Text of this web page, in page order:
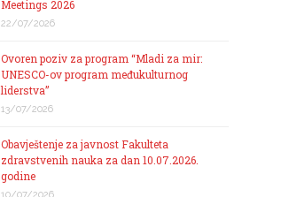
Meetings 2026
22/07/2026
Ovoren poziv za program “Mladi za mir:
UNESCO-ov program međukulturnog
liderstva”
13/07/2026
Obavještenje za javnost Fakulteta
zdravstvenih nauka za dan 10.07.2026.
godine